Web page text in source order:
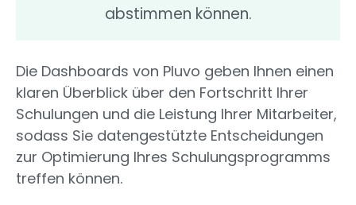
abstimmen können.
Die Dashboards von Pluvo geben Ihnen einen
klaren Überblick über den Fortschritt Ihrer
Schulungen und die Leistung Ihrer Mitarbeiter,
sodass Sie datengestützte Entscheidungen
zur Optimierung Ihres Schulungsprogramms
treffen können.